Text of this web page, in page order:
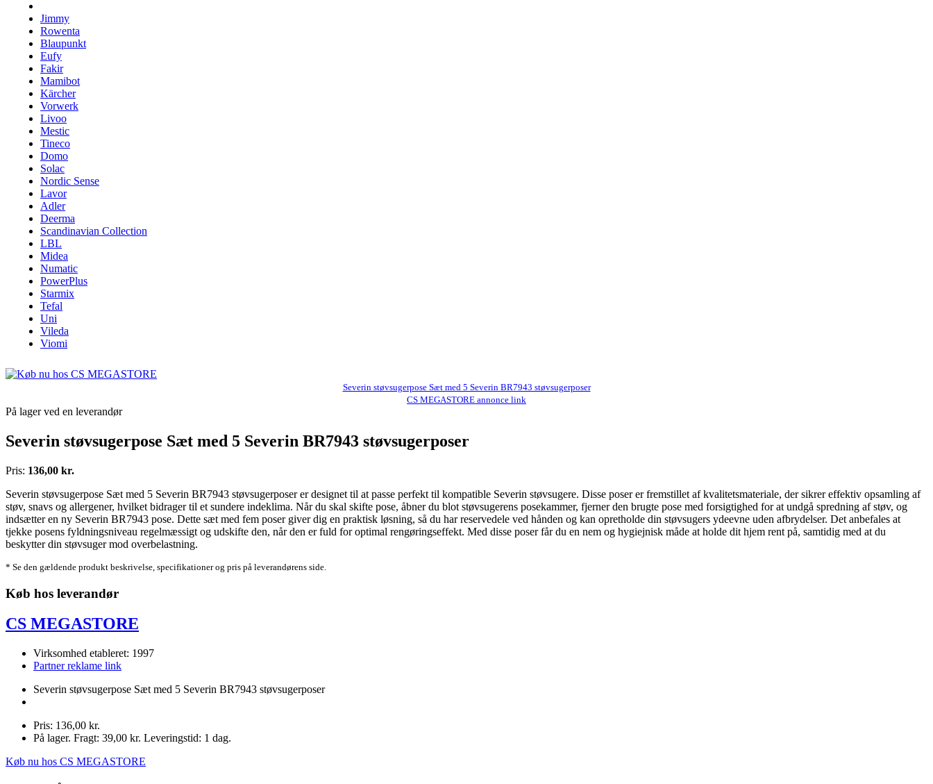
Jimmy
Rowenta
Blaupunkt
Eufy
Fakir
Mamibot
Kärcher
Vorwerk
Livoo
Mestic
Tineco
Domo
Solac
Nordic Sense
Lavor
Adler
Deerma
Scandinavian Collection
LBL
Midea
Numatic
PowerPlus
Starmix
Tefal
Uni
Vileda
Viomi
Severin støvsugerpose Sæt med 5 Severin BR7943 støvsugerposer
CS MEGASTORE annonce link
På lager ved en leverandør
Severin støvsugerpose Sæt med 5 Severin BR7943 støvsugerposer
Pris: 136,00 kr.
Severin støvsugerpose Sæt med 5 Severin BR7943 støvsugerposer er designet til at passe perfekt til kompatible Severin støvsugere. Disse poser er fremstillet af kvalitetsmateriale, der sikrer effektiv opsamling af
støv, snavs og allergener, hvilket bidrager til et sundere indeklima. Når du skal skifte pose, åbner du blot støvsugerens posekammer, fjerner den brugte pose med forsigtighed for at undgå spredning af støv, og
indsætter en ny Severin BR7943 pose. Dette sæt med fem poser giver dig en praktisk løsning, så du har reservedele ved hånden og kan opretholde din støvsugers ydeevne uden afbrydelser. Det anbefales at
tjekke posens fyldningsniveau regelmæssigt og udskifte den, når den er fuld for optimal rengøringseffekt. Med disse poser får du en nem og hygiejnisk måde at holde dit hjem rent på, samtidig med at du
beskytter din støvsuger mod overbelastning.
* Se den gældende produkt beskrivelse, specifikationer og pris på leverandørens side.
Køb hos leverandør
CS MEGASTORE
Virksomhed etableret: 1997
Partner reklame link
Severin støvsugerpose Sæt med 5 Severin BR7943 støvsugerposer
Pris: 136,00 kr.
På lager. Fragt: 39,00 kr. Leveringstid: 1 dag.
Køb nu hos CS MEGASTORE